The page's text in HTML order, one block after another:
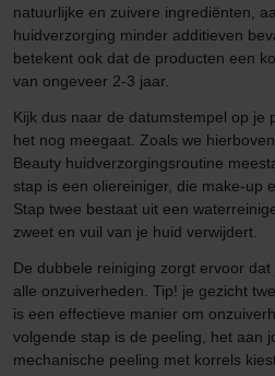
natuurlijke en zuivere ingrediënten,
huidverzorging minder additieven
betekent ook dat de producten een
van ongeveer 2-3 jaar.
Kijk dus naar de datumstempel op je
het nog meegaat. Zoals we
Beauty huidverzorgingsroutine
stap is een oliereiniger, die make-up
Stap twee bestaat uit een
zweet en vuil van je huid verwijdert.
De dubbele reiniging zorgt ervoor
alle onzuiverheden. Tip! je gezicht
is een effectieve manier om
volgende stap is de peeling, het aan
mechanische peeling met korrels